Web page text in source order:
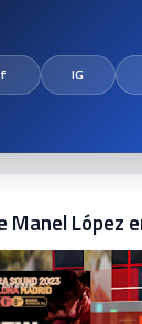
Manel López